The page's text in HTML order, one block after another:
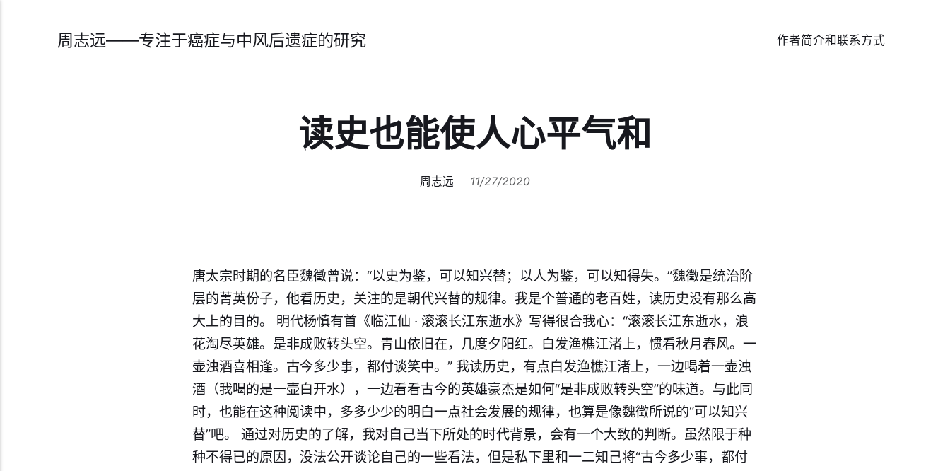
周志远——专注于癌症与中风后遗症的研究 作者简介和联系方式
读史也能使人心平气和
周志远 11/27/2020
唐太宗时期的名臣魏徵曾说：“以史为鉴，可以知兴替；以人为鉴，可以知得失。”魏徵是统治阶
层的菁英份子，他看历史，关注的是朝代兴替的规律。我是个普通的老百姓，读历史没有那么高
大上的目的。 明代杨慎有首《临江仙 · 滚滚长江东逝水》写得很合我心：“滚滚长江东逝水，浪
花淘尽英雄。是非成败转头空。青山依旧在，几度夕阳红。白发渔樵江渚上，惯看秋月春风。一
壶浊酒喜相逢。古今多少事，都付谈笑中。” 我读历史，有点白发渔樵江渚上，一边喝着一壶浊
酒（我喝的是一壶白开水），一边看看古今的英雄豪杰是如何“是非成败转头空”的味道。与此同
时，也能在这种阅读中，多多少少的明白一点社会发展的规律，也算是像魏徵所说的“可以知兴
替”吧。 通过对历史的了解，我对自己当下所处的时代背景，会有一个大致的判断。虽然限于种
种不得已的原因，没法公开谈论自己的一些看法，但是私下里和一二知己将“古今多少事，都付